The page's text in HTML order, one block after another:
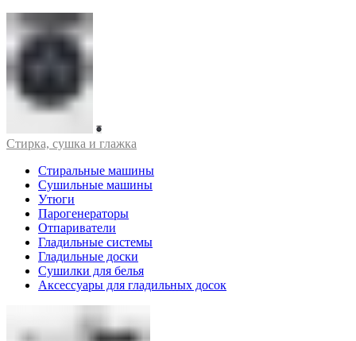
Стирка, сушка и глажка
Стиральные машины
Сушильные машины
Утюги
Парогенераторы
Отпариватели
Гладильные системы
Гладильные доски
Сушилки для белья
Аксессуары для гладильных досок